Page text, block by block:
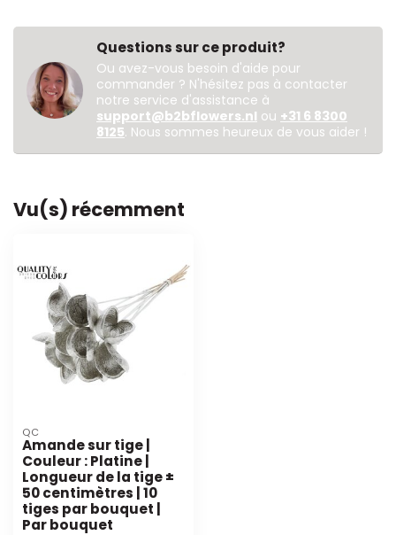
Questions sur ce produit?
Ou avez-vous besoin d'aide pour
commander ? N'hésitez pas à contacter
notre service d'assistance à
support@b2bflowers.nl ou +31 6 8300
8125. Nous sommes heureux de vous aider !
Vu(s) récemment
QC
Amande sur tige |
Couleur : Platine |
Longueur de la tige ±
50 centimètres | 10
tiges par bouquet |
Par bouquet